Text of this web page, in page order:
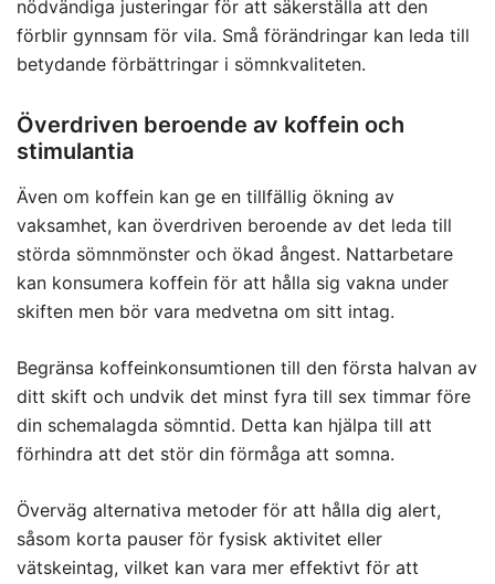
nödvändiga justeringar för att säkerställa att den
förblir gynnsam för vila. Små förändringar kan leda till
betydande förbättringar i sömnkvaliteten.
Överdriven beroende av koffein och
stimulantia
Även om koffein kan ge en tillfällig ökning av
vaksamhet, kan överdriven beroende av det leda till
störda sömnmönster och ökad ångest. Nattarbetare
kan konsumera koffein för att hålla sig vakna under
skiften men bör vara medvetna om sitt intag.
Begränsa koffeinkonsumtionen till den första halvan av
ditt skift och undvik det minst fyra till sex timmar före
din schemalagda sömntid. Detta kan hjälpa till att
förhindra att det stör din förmåga att somna.
Överväg alternativa metoder för att hålla dig alert,
såsom korta pauser för fysisk aktivitet eller
vätskeintag, vilket kan vara mer effektivt för att